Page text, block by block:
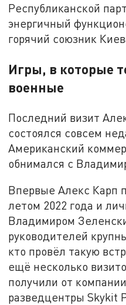
Республиканской
энергичный
горячий союзник
Игры, в которые
военные
Последний визит
состоялся совсем
Американский
обнимался с
Впервые Алекс Карп
летом 2022 года и
Владимиром
руководителей
кто провёл такую
ещё несколько
получили от
разведцентры Skykit